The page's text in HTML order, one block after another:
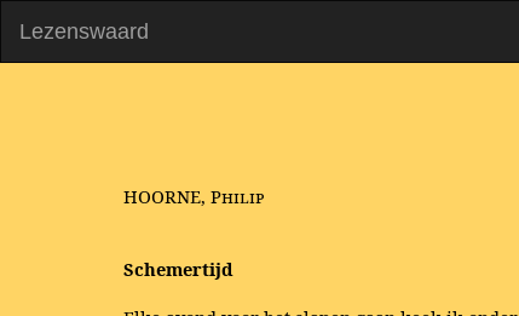
Lezenswaard
HOORNE, Philip
Schemertijd